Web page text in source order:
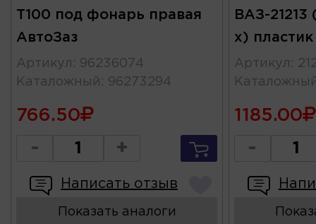
T100 под фонарь правая
АвтоЗаз
Артикул : 96236074
Каталожный : 96273294
766.50
- +
Написать отзыв
Показать аналоги
ВАЗ-21213
х)
Артикул :
1185.00
-